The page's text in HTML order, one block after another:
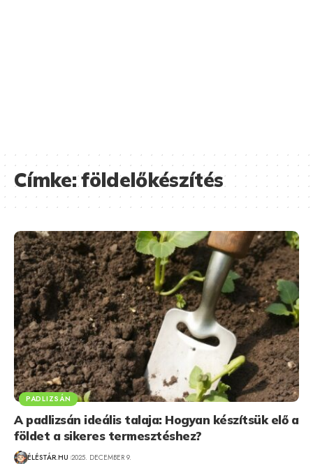
Címke:földelőkészítés
PADLIZSÁN
A padlizsán ideális talaja: Hogyan készítsük elő a
földet a sikeres termesztéshez?
ÉLÉSTÁR.HU 2025. DECEMBER 9.